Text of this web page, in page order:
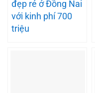
đẹp rẻ ở Đồng Nai
với kinh phí 700
triệu